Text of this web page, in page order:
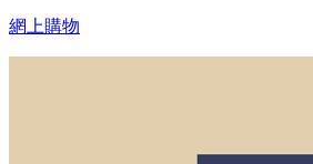
網上購物